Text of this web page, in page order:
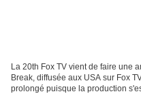
La 20th Fox TV vient de faire une
Break, diffusée aux USA sur Fox
prolongé puisque la production